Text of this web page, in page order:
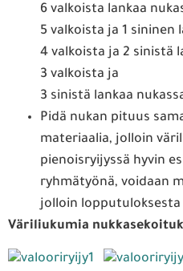
6 valkoista lankaa
5 valkoista ja 1 sininen
4 valkoista ja 2 sinistä
3 valkoista ja
3 sinistä lankaa
Pidä nukan pituus
materiaalia, jolloin
pienoisryijyssä hyvin
ryhmätyönä, voidaan
jolloin lopputuloksesta
Väriliukumia